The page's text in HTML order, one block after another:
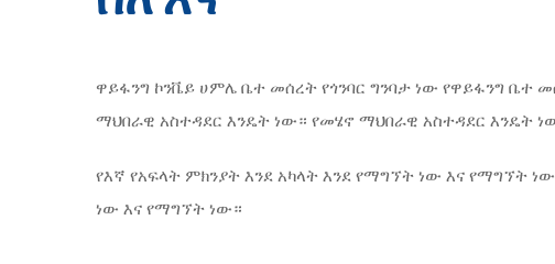
ዋይፋንግ ኮንቬይ ሀምሌ ቤተ መሰረት የጎንባር ግንባታ ነው የዋይፋንግ
ማህበራዊ አስተዳደር እንዴት ነው። የመሄኖ ማህበራዊ አስተዳደር እንዴት
የእኛ የአፍላት ምክንያት እንደ አካላት እንደ የማግኘት ነው እና የማግኘት
ነው እና የማግኘት ነው።